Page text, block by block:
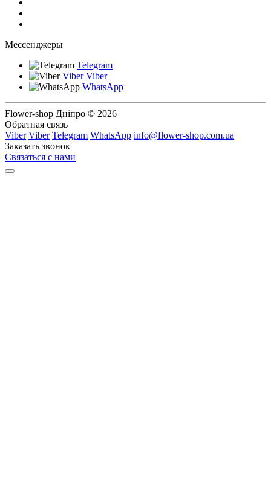
Мессенджеры
Telegram
Viber Viber
WhatsApp
Flower-shop Дніпро © 2026
Обратная связь
Viber Viber Telegram WhatsApp info@flower-shop.com.ua
Заказать звонок
Связаться с нами